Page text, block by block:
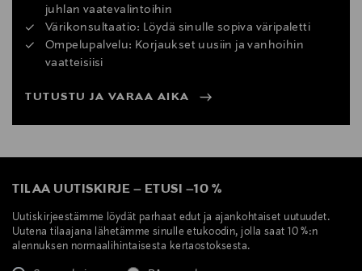
juhlan vaatevalintoihin
Värikonsultaatio: Löydä sinulle sopiva väripaletti
Ompelupalvelu: Korjaukset uusiin ja vanhoihin
vaatteisiisi
TUTUSTU JA VARAA AIKA
TILAA UUTISKIRJE – ETUSI –10 %
Uutiskirjeestämme löydät parhaat edut ja ajankohtaiset uutuudet.
Uutena tilaajana lähetämme sinulle etukoodin, jolla saat 10 %:n
alennuksen normaalihintaisesta kertaostoksesta.